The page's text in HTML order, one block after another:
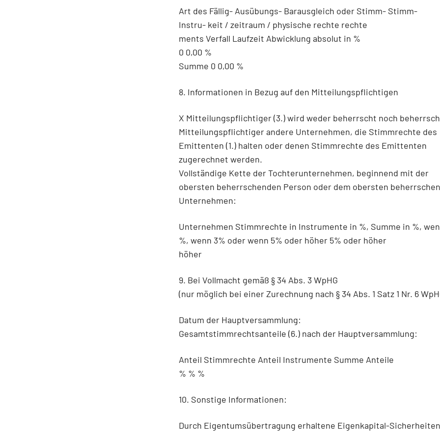
Art des Fällig- Ausübungs- Barausgleich oder Stimm- Stimm-
Instru- keit / zeitraum / physische rechte rechte
ments Verfall Laufzeit Abwicklung absolut in %
0 0,00 %
Summe 0 0,00 %
8. Informationen in Bezug auf den Mitteilungspflichtigen
X Mitteilungspflichtiger (3.) wird weder beherrscht noch
Mitteilungspflichtiger andere Unternehmen, die Stimmrechte des
Emittenten (1.) halten oder denen Stimmrechte des Emittenten
zugerechnet werden.
Vollständige Kette der Tochterunternehmen, beginnend mit der
obersten beherrschenden Person oder dem obersten
Unternehmen:
Unternehmen Stimmrechte in Instrumente in %, Summe in %,
%, wenn 3% oder wenn 5% oder höher 5% oder höher
höher
9. Bei Vollmacht gemäß § 34 Abs. 3 WpHG
(nur möglich bei einer Zurechnung nach § 34 Abs. 1 Satz 1 Nr. 6
Datum der Hauptversammlung:
Gesamtstimmrechtsanteile (6.) nach der Hauptversammlung:
Anteil Stimmrechte Anteil Instrumente Summe Anteile
% % %
10. Sonstige Informationen:
Durch Eigentumsübertragung erhaltene Eigenkapital-